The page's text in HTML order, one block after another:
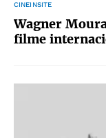
CINEINSITE
Wagner
filme